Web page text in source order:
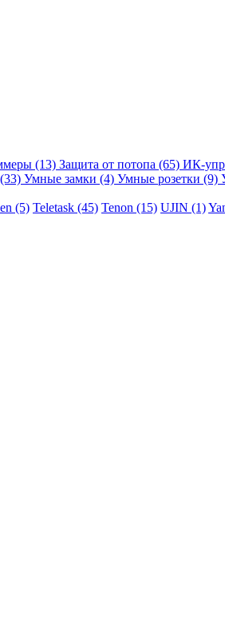
(13) Защита от потопа (65) ИК-
(33) Умные замки (4) Умные розетки (9)
(5) Teletask (45) Tenon (15) UJIN (1)